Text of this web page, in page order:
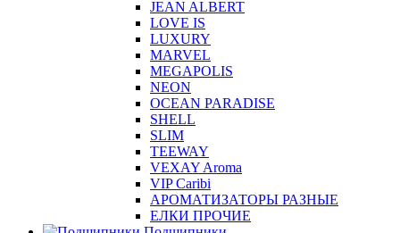
JEAN ALBERT
LOVE IS
LUXURY
MARVEL
MEGAPOLIS
NEON
OCEAN PARADISE
SHELL
SLIM
TEEWAY
VEXAY Aroma
VIP Caribi
АРОМАТИЗАТОРЫ РАЗНЫЕ
ЕЛКИ ПРОЧИЕ